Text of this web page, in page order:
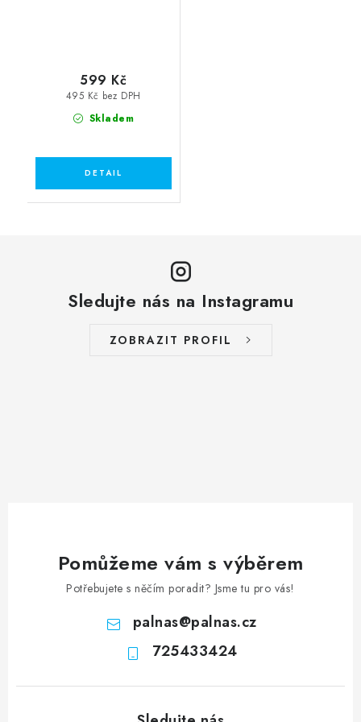
Skladem
495 Kč bez DPH
599 Kč
Sledujte nás na Instagramu
ZOBRAZIT PROFIL
Pomůžeme vám s výběrem
Potřebujete s něčím poradit? Jsme tu pro vás!
palnas@palnas.cz
725433424